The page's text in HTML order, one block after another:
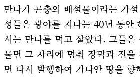
만나가 곤충의 배설물이라는 가
성들은 광야를 지나는 40년 동안
시는 만나를 먹고 살았다. 그들은
물면 그 자리에 멈춰 장막과 진을
면 다시 발행하여 가나안 땅을